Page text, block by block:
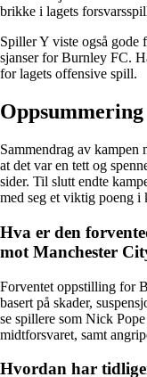
brikke i lagets
Spiller Y viste også gode
sjanser for Burnley FC.
for lagets offensive spill.
Oppsummering
Sammendrag av
at det var en tett og
sider. Til slutt endte
med seg et viktig poeng i
Hva er den
mot Manchester
Forventet oppstilling for
basert på skader,
se spillere som Nick
midtforsvaret, samt
Hvordan har